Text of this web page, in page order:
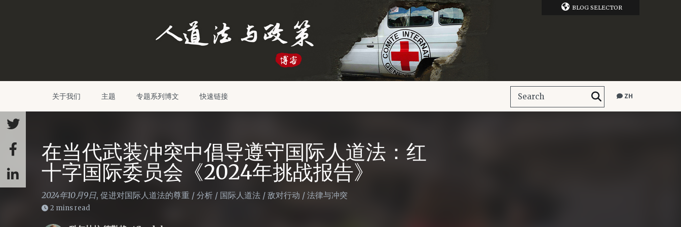
BLOG SELECTOR
关于我们 主题 专题系列博文 快速链接 ZH
在当代武装冲突中倡导遵守国际人道法：红
十字国际委员会《2024年挑战报告》
2024年10月9日, 促进对国际人道法的尊重 / 分析 / 国际人道法 / 敌对行动 / 法律与冲突
2 mins read